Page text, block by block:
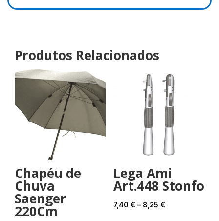
Produtos Relacionados
Chapéu de
Chuva
Saenger
220Cm
Lega Ami
Art.448 Stonfo
7,40 € – 8,25 €Price